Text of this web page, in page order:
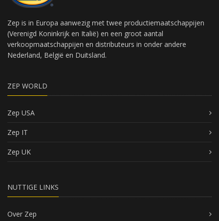
Zep is in Europa aanwezig met twee productiemaatschappijen
(Verenigd Koninkrijk en Italië) en een groot aantal
verkoopmaatschappijen en distributeurs in onder andere
Nederland, België en Duitsland.
ZEP WORLD
Zep USA
Zep IT
Zep UK
NUTTIGE LINKS
Over Zep